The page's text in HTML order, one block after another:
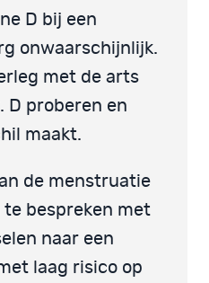
D bij een
onwaarschijnlijk.
met de arts
D proberen en
maakt.
de menstruatie
bespreken met
naar een
laag risico op